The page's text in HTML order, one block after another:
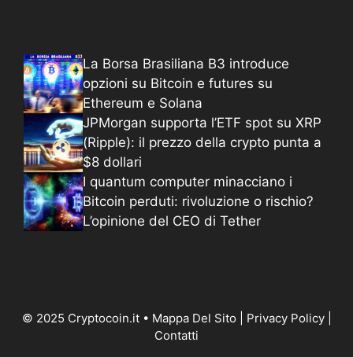
La Borsa Brasiliana B3 introduce
opzioni su Bitcoin e futures su
Ethereum e Solana
JPMorgan supporta l’ETF spot su XRP
(Ripple): il prezzo della crypto punta a
$8 dollari
I quantum computer minacciano i
Bitcoin perduti: rivoluzione o rischio?
L’opinione del CEO di Tether
© 2025 Cryptocoin.it • Mappa Del Sito Privacy Policy|
Contatti